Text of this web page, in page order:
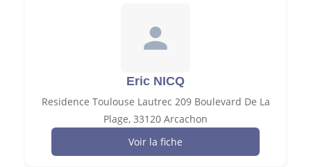
Eric NICQ
Residence Toulouse Lautrec 209 Boulevard De La
Plage, 33120 Arcachon
Voir la fiche